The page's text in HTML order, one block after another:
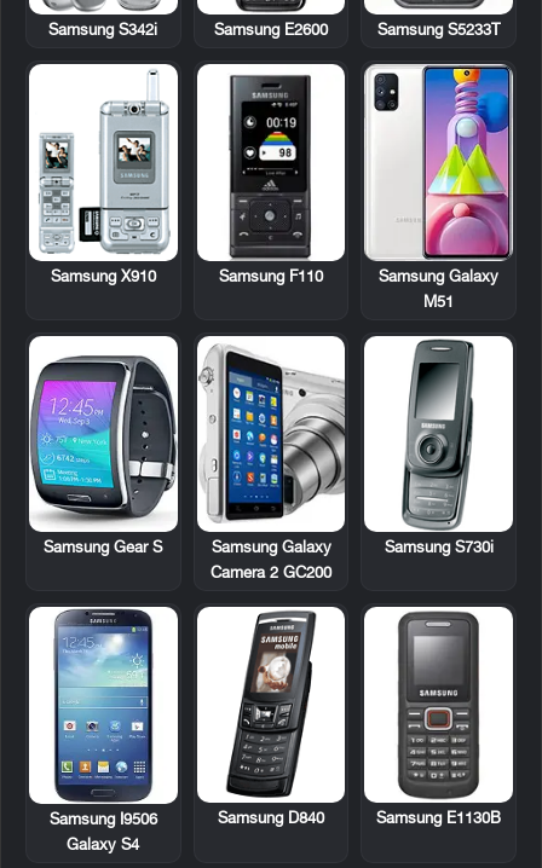
Samsung S5233T
Samsung E2600
Samsung S342i
Samsung Galaxy
M51
Samsung F110
Samsung X910
Samsung S730i
Samsung Galaxy
Camera 2 GC200
Samsung Gear S
Samsung E1130B
Samsung D840
Samsung I9506
Galaxy S4